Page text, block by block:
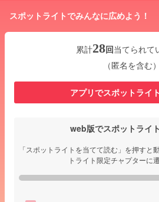
スポットライトでみんなに広めよう！
累計28回当てられて
（匿名を含む）
アプリでスポットライ
web版でスポットライ
「スポットライトを当てて読む」を押すと
トライト限定チャプターに